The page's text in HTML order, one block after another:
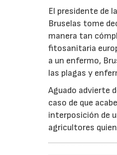
El presidente de
Bruselas tome
manera tan
fitosanitaria
a un enfermo,
las plagas y
Aguado advierte
caso de que
interposición de
agricultores